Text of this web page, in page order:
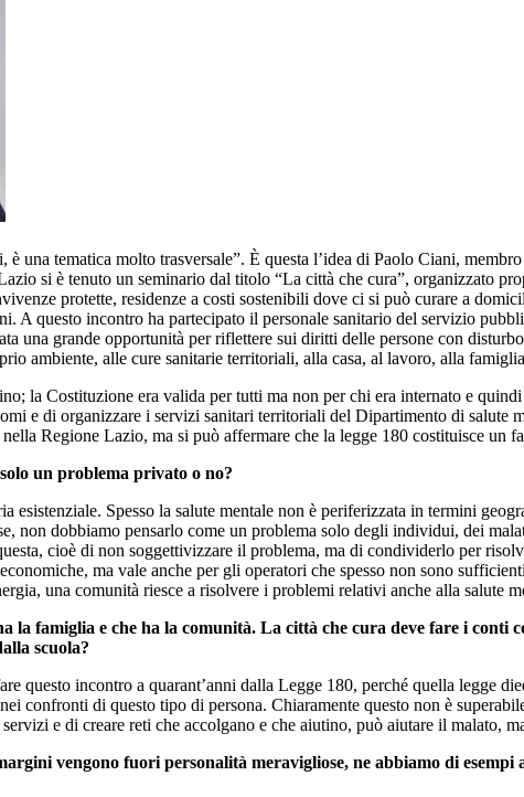
è una tematica molto trasversale”. È questa l’idea di Paolo Ciani,
si è tenuto un seminario dal titolo “La città che cura”, organizzato
protette, residenze a costi sostenibili dove ci si può curare a
A questo incontro ha partecipato il personale sanitario del servizio
una grande opportunità per riflettere sui diritti delle persone con
ambiente, alle cure sanitarie territoriali, alla casa, al lavoro, alla
la Costituzione era valida per tutti ma non per chi era internato e
e di organizzare i servizi sanitari territoriali del Dipartimento di salute
Regione Lazio, ma si può affermare che la legge 180 costituisce un
un problema privato o no?
esistenziale. Spesso la salute mentale non è periferizzata in termini
non dobbiamo pensarlo come un problema solo degli individui, dei
cioè di non soggettivizzare il problema, ma di condividerlo per
ma vale anche per gli operatori che spesso non sono
una comunità riesce a risolvere i problemi relativi anche alla salute
la famiglia e che ha la comunità. La città che cura deve fare i
scuola?
questo incontro a quarant’anni dalla Legge 180, perché quella legge
confronti di questo tipo di persona. Chiaramente questo non è
e di creare reti che accolgano e che aiutino, può aiutare il malato,
vengono fuori personalità meravigliose, ne abbiamo di